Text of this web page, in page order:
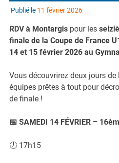
Publié le 11 février 2026
RDV à Montargis pour les
finale de la Coupe de France
14 et 15 février 2026 au
Vous découvrirez deux jours
équipes prêtes à tout pour
de finale !
📅 SAMEDI 14 FÉVRIER –
🕖 17h15